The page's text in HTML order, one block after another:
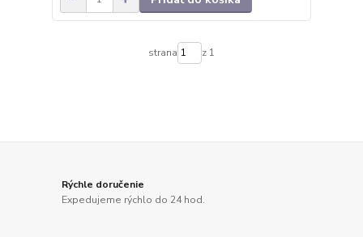
strana z 1
Rýchle doručenie
Expedujeme rýchlo do 24 hod.